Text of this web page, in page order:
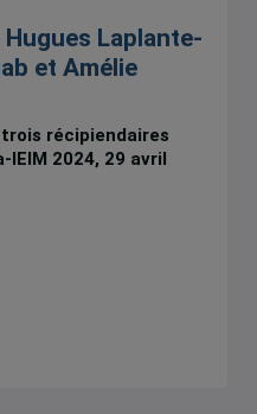
Hugues Laplante-
et Amélie
récipiendaires
IEIM 2024, 29 avril